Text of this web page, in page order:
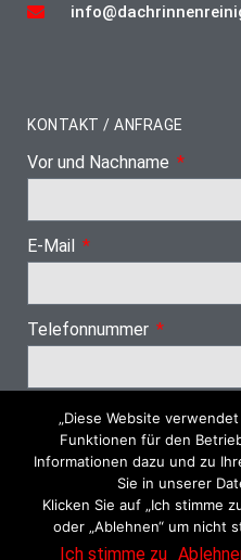
KONTAKT / ANFRAGE
Vor und Nachname
E-Mail
Telefonnummer
© 2026
„Diese Website
Funktionen für den
Informationen dazu und zu
Sie in unserer
Klicken Sie auf „Ich stimme
oder „Ablehnen“ um nicht
Ich stimme zu